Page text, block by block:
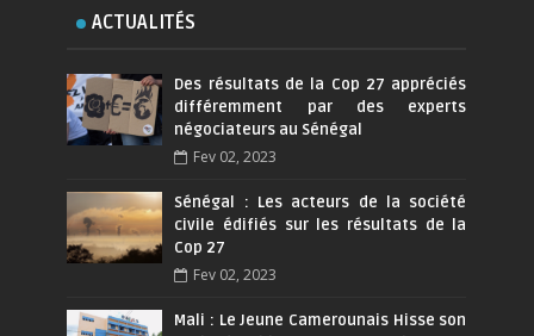
ACTUALITÉS
Des résultats de la Cop 27 appréciés
différemment par des experts
négociateurs au Sénégal
Fev 02, 2023
Sénégal : Les acteurs de la société
civile édifiés sur les résultats de la
Cop 27
Fev 02, 2023
Mali : Le Jeune Camerounais Hisse son